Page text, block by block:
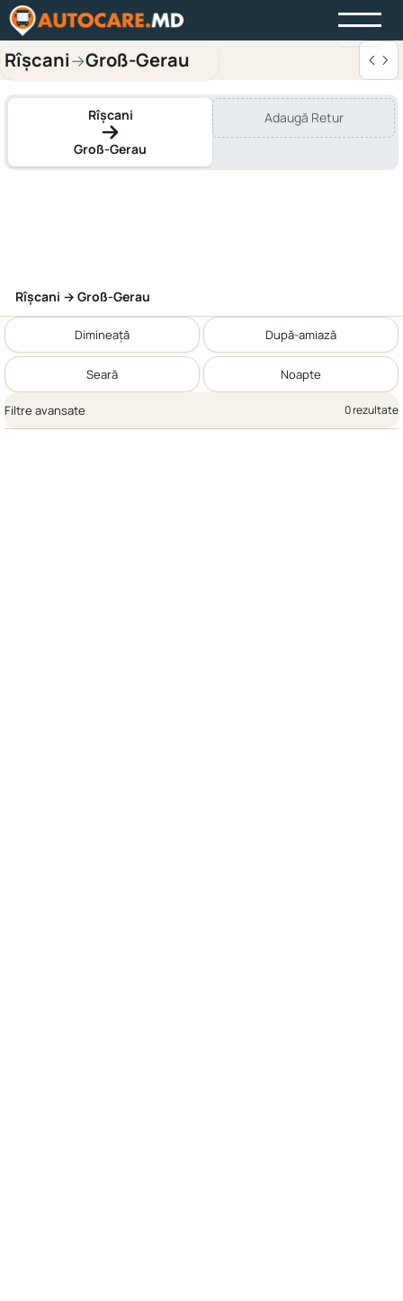
Rîşcani→Groß-Gerau
Rîşcani
Groß-Gerau
Adaugă Retur
Rîşcani → Groß-Gerau
Dimineață După-amiază
Seară Noapte
Filtre avansate 0 rezultate